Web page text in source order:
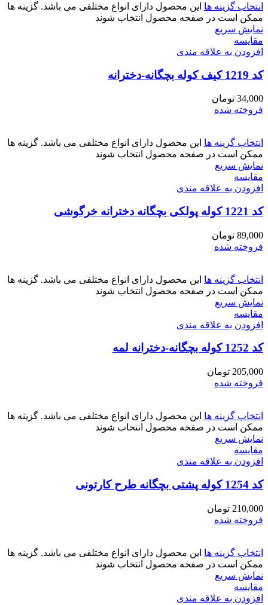
انتخاب گزینه ها این محصول دارای انواع مختلفی می باشد. گزینه ها
ممکن است در صفحه محصول انتخاب شوند
نمایش سریع
مقايسه
افزودن به علاقه مندی
کد 1219 کیف کوله بچگانه-دخترانه
34,000 تومان
فروخته شده
انتخاب گزینه ها این محصول دارای انواع مختلفی می باشد. گزینه ها
ممکن است در صفحه محصول انتخاب شوند
نمایش سریع
مقايسه
افزودن به علاقه مندی
کد 1221 کوله پولکی بچگانه دخترانه خرگوشی
89,000 تومان
فروخته شده
انتخاب گزینه ها این محصول دارای انواع مختلفی می باشد. گزینه ها
ممکن است در صفحه محصول انتخاب شوند
نمایش سریع
مقايسه
افزودن به علاقه مندی
کد 1252 کوله بچگانه-دخترانه لمه
205,000 تومان
فروخته شده
انتخاب گزینه ها این محصول دارای انواع مختلفی می باشد. گزینه ها
ممکن است در صفحه محصول انتخاب شوند
نمایش سریع
مقايسه
افزودن به علاقه مندی
کد 1254 کوله پشتی بچگانه طرح کارتونی
210,000 تومان
فروخته شده
انتخاب گزینه ها این محصول دارای انواع مختلفی می باشد. گزینه ها
ممکن است در صفحه محصول انتخاب شوند
نمایش سریع
مقايسه
افزودن به علاقه مندی